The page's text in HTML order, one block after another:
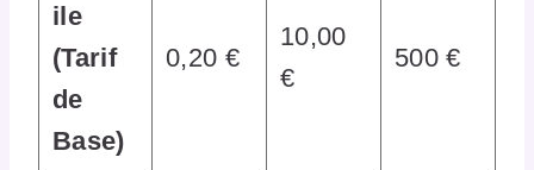
ile
(Tarif
de
Base)
0,20 €
10,00
€
500 €